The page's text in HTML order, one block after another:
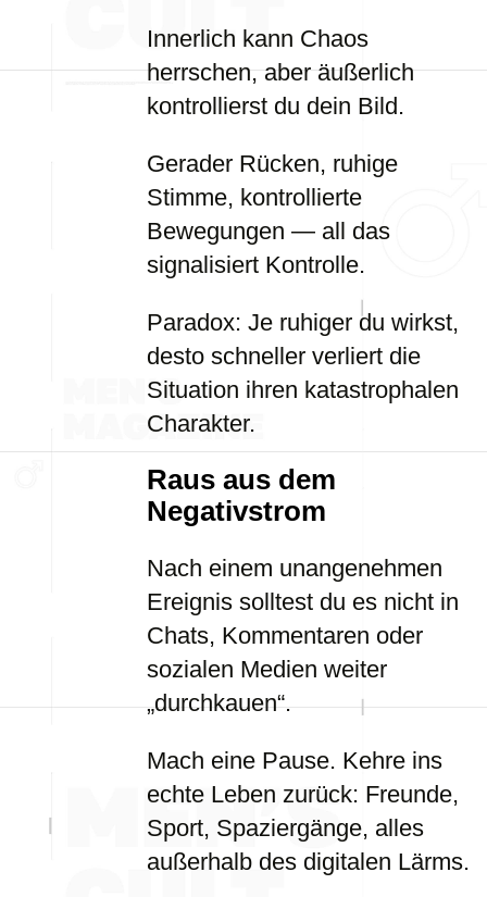
Innerlich kann Chaos
herrschen, aber äußerlich
kontrollierst du dein Bild.
Gerader Rücken, ruhige
Stimme, kontrollierte
Bewegungen — all das
signalisiert Kontrolle.
Paradox: Je ruhiger du wirkst,
desto schneller verliert die
Situation ihren katastrophalen
Charakter.
Raus aus dem
Negativstrom
Nach einem unangenehmen
Ereignis solltest du es nicht in
Chats, Kommentaren oder
sozialen Medien weiter
„durchkauen“.
Mach eine Pause. Kehre ins
echte Leben zurück: Freunde,
Sport, Spaziergänge, alles
außerhalb des digitalen Lärms.